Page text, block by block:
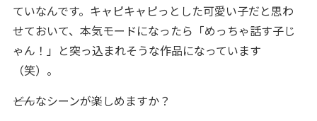
ていなんです。キャピキャピっとした可愛い子だと思わ
せておいて、本気モードになったら「めっちゃ話す子じ
ゃん！」と突っ込まれそうな作品になっています
（笑）。
――どんなシーンが楽しめますか？